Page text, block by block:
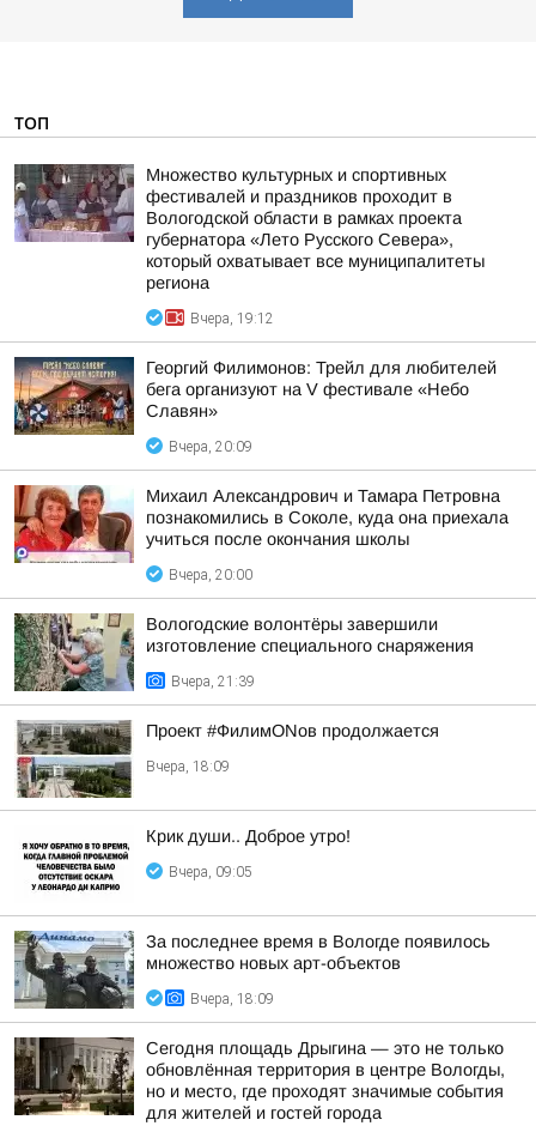
ТОП
Множество культурных и спортивных
фестивалей и праздников проходит в
Вологодской области в рамках проекта
губернатора «Лето Русского Севера»,
который охватывает все муниципалитеты
региона
Вчера, 19:12
Георгий Филимонов: Трейл для любителей
бега организуют на V фестивале «Небо
Славян»
Вчера, 20:09
Михаил Александрович и Тамара Петровна
познакомились в Соколе, куда она приехала
учиться после окончания школы
Вчера, 20:00
Вологодские волонтёры завершили
изготовление специального снаряжения
Вчера, 21:39
Проект #ФилимONов продолжается
Вчера, 18:09
Крик души.. Доброе утро!
Вчера, 09:05
За последнее время в Вологде появилось
множество новых арт-объектов
Вчера, 18:09
Сегодня площадь Дрыгина — это не только
обновлённая территория в центре Вологды,
но и место, где проходят значимые события
для жителей и гостей города